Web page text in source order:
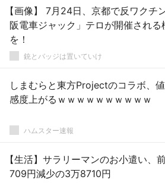
【画像】 7月24日、京都で反ワクチ
阪電車ジャック」テロが開催され
を！
銃とバッジは置いていけ
しまむらと東方Projectのコラボ、
感度上がるｗｗｗｗｗｗｗｗｗｗ
ハムスター速報
【生活】サラリーマンのお小遣い、
709円減少の3万8710円